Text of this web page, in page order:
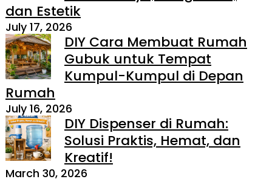
dan Estetik
July 17, 2026
DIY Cara Membuat Rumah
Gubuk untuk Tempat
Kumpul-Kumpul di Depan
Rumah
July 16, 2026
DIY Dispenser di Rumah:
Solusi Praktis, Hemat, dan
Kreatif!
March 30, 2026